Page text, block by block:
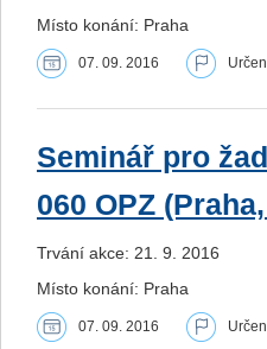
Místo konání: Praha
07. 09. 2016
Seminář pro
060 OPZ
Trvání akce: 21. 9. 2016
Místo konání: Praha
07. 09. 2016